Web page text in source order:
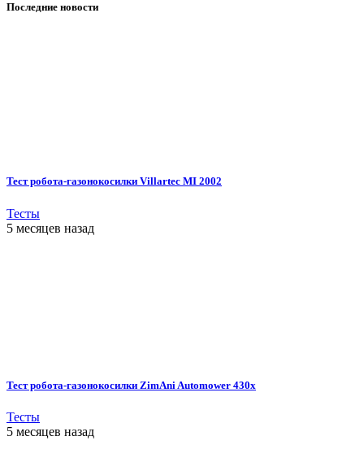
Последние новости
Тест робота-газонокосилки Villartec MI 2002
Тесты
5 месяцев назад
Тест робота-газонокосилки ZimAni Automower 430х
Тесты
5 месяцев назад